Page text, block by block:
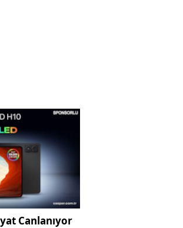
Canlanıyor